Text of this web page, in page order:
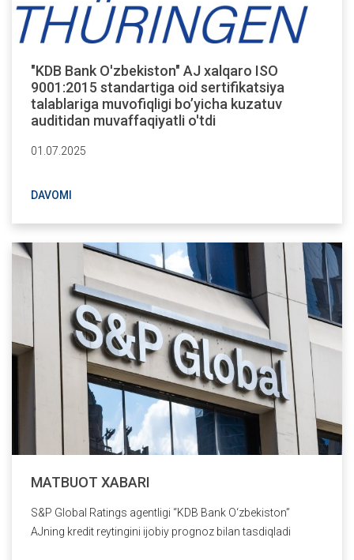
"KDB Bank O'zbekiston" AJ xalqaro ISO
9001:2015 standartiga oid sertifikatsiya
talablariga muvofiqligi bo’yicha kuzatuv
auditidan muvaffaqiyatli o'tdi
01.07.2025
DAVOMI
MATBUOT XABARI
S&P Global Ratings agentligi “KDB Bank O‘zbekiston”
AJning kredit reytingini ijobiy prognoz bilan tasdiqladi